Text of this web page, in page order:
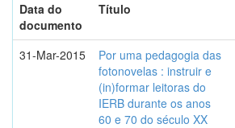
Data do
documento
Título
31-Mar-2015
Por uma pedagogia das
fotonovelas : instruir e
(in)formar leitoras do
IERB durante os anos
60 e 70 do século XX